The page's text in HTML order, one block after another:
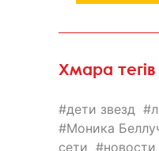
Хмара тегів
дети звезд
Моника
сети
новости